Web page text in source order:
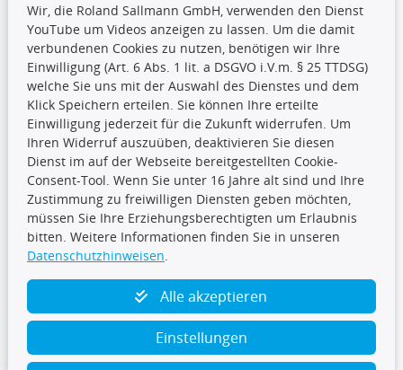
CARAT Gruppe
Folge uns
TecDoc Inside
Wir, die Roland Sallmann GmbH, verwenden den Dienst
YouTube um Videos anzeigen zu lassen. Um die damit
verbundenen Cookies zu nutzen, benötigen wir Ihre
Einwilligung (Art. 6 Abs. 1 lit. a DSGVO i.V.m. § 25 TTDSG)
welche Sie uns mit der Auswahl des Dienstes und dem
Klick Speichern erteilen. Sie können Ihre erteilte
Einwilligung jederzeit für die Zukunft widerrufen. Um
Ihren Widerruf auszuüben, deaktivieren Sie diesen
Dienst im auf der Webseite bereitgestellten Cookie-
Consent-Tool. Wenn Sie unter 16 Jahre alt sind und Ihre
Zustimmung zu freiwilligen Diensten geben möchten,
müssen Sie Ihre Erziehungsberechtigten um Erlaubnis
bitten. Weitere Informationen finden Sie in unseren
Datenschutzhinweisen
Alle akzeptieren
Einstellungen